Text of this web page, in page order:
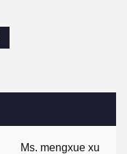
Ms. mengxue xu